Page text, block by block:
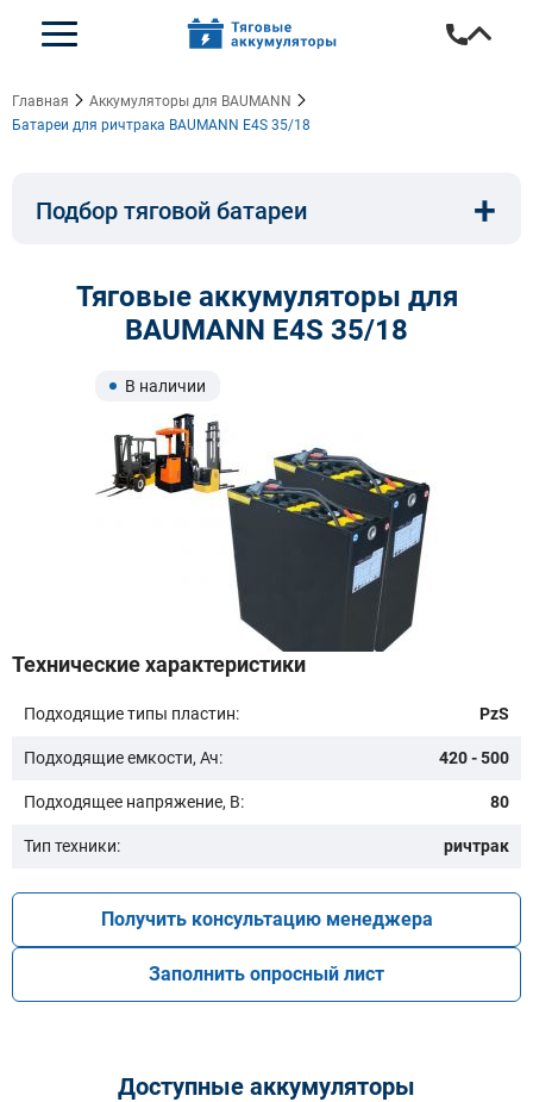
Главная
Аккумуляторы для BAUMANN
Батареи для ричтрака BAUMANN E4S 35/18
Подбор тяговой батареи
Длина, мм:
Ширина, мм:
Подобрать
+
Тяговые аккумуляторы для
BAUMANN E4S 35/18
В наличии
Технические характеристики
Подходящие типы пластин: PzS
Подходящие емкости, Ач: 420 - 500
Подходящее напряжение, В: 80
Тип техники: ричтрак
Получить консультацию менеджера
Заполнить опросный лист
Доступные аккумуляторы